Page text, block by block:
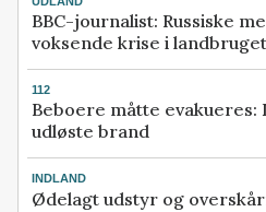
BBC-journalist: Russiske
voksende krise i landbruget
112
Beboere måtte evakueres:
udløste brand
INDLAND
Ødelagt udstyr og